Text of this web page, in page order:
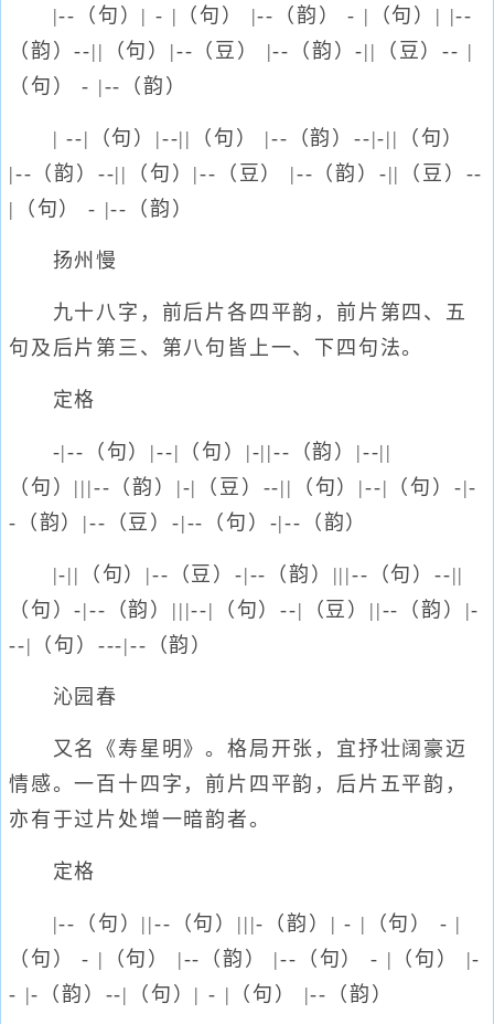
|--（句）| - |（句） |--（韵） - |（句）| |--
（韵）--||（句）|--（豆） |--（韵）-||（豆）-- |
（句） - |--（韵）
| --|（句）|--||（句） |--（韵）--|-||（句）
|--（韵）--||（句）|--（豆） |--（韵）-||（豆）--
|（句） - |--（韵）
扬州慢
九十八字，前后片各四平韵，前片第四、五
句及后片第三、第八句皆上一、下四句法。
定格
-|--（句）|--|（句）|-||--（韵）|--||
（句）|||--（韵）|-|（豆）--||（句）|--|（句）-|-
-（韵）|--（豆）-|--（句）-|--（韵）
|-||（句）|--（豆）-|--（韵）|||--（句）--||
（句）-|--（韵）|||--|（句）--|（豆）||--（韵）|-
--|（句）---|--（韵）
沁园春
又名《寿星明》。格局开张，宜抒壮阔豪迈
情感。一百十四字，前片四平韵，后片五平韵，
亦有于过片处增一暗韵者。
定格
|--（句）||--（句）|||-（韵）| - |（句） - |
（句） - |（句） |--（韵） |--（句） - |（句） |-
- |-（韵）--|（句）| - |（句） |--（韵）